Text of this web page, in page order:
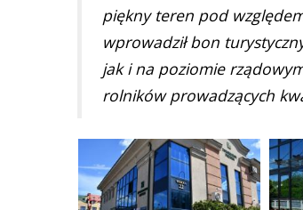
piękny teren pod
wprowadził bon
jak i na poziomie
rolników prowadzących